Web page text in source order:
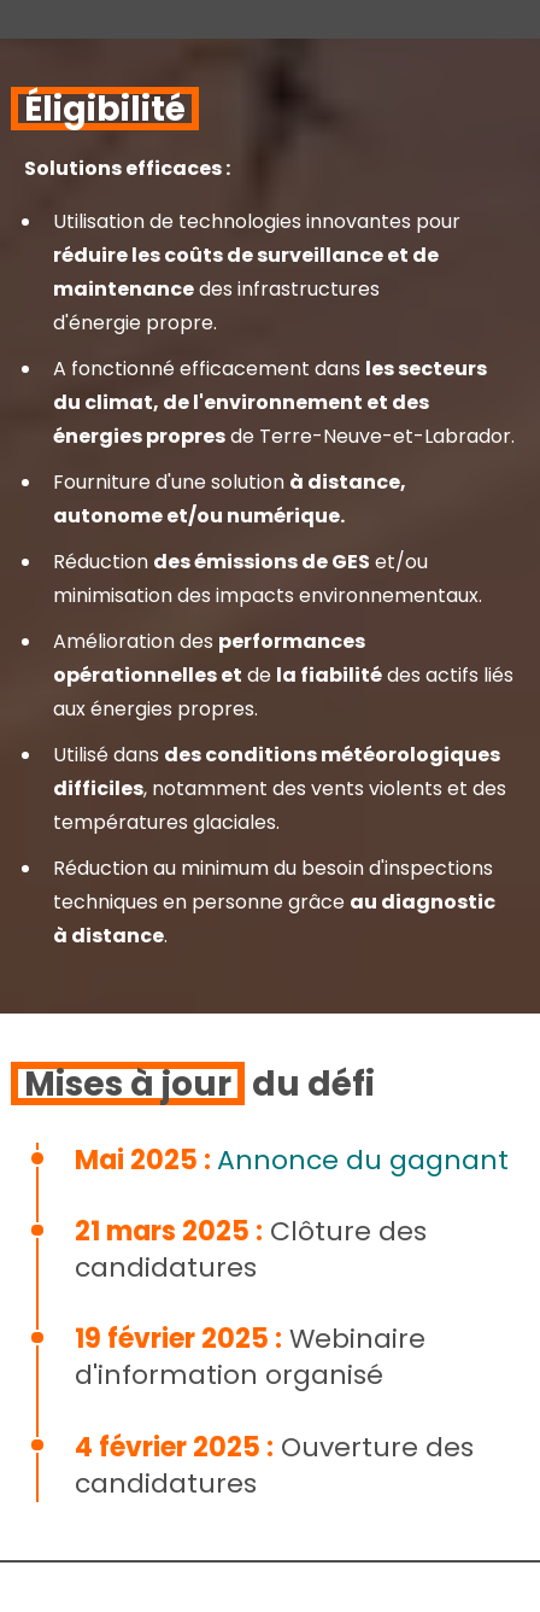
Éligibilité
Solutions efficaces :
Utilisation de technologies innovantes pour
réduire les coûts de surveillance et de
maintenancedes infrastructures
d'énergie propre.
A fonctionné efficacement dans les secteurs
du climat, de l'environnement et des
énergies propresde Terre-Neuve-et-Labrador.
Fourniture d'une solution à distance,
autonome et/ou numérique.
Réduction des émissions de GES et/ou
minimisation des impacts environnementaux.
Amélioration des performances
opérationnelles et de la fiabilitédes actifs liés
aux énergies propres.
Utilisé dans des conditions météorologiques
difficiles, notamment des vents violents et des
températures glaciales.
Réduction au minimum du besoin d'inspections
techniques en personne grâce au diagnostic
à distance.
Mises à jour du défi
Mai 2025 :Annonce du gagnant
21 mars 2025 : Clôture des
candidatures
19 février 2025 : Webinaire
d'information organisé
4 février 2025 : Ouverture des
candidatures